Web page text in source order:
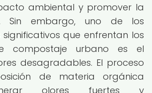
ambiental y promover la
Sin embargo, uno de los
que enfrentan los
compostaje urbano es el
desagradables. El proceso
de materia orgánica
olores fuertes y